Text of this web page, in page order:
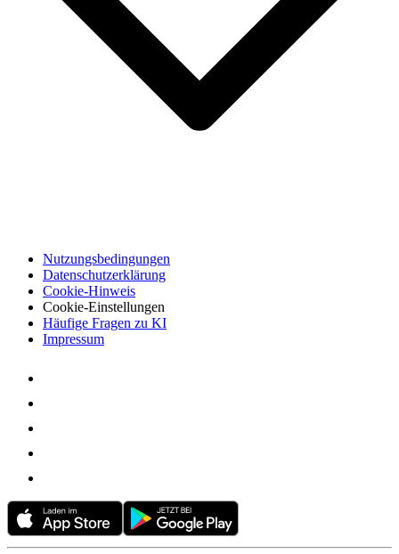
Nutzungsbedingungen
Datenschutzerklärung
Cookie-Hinweis
Cookie-Einstellungen
Häufige Fragen zu KI
Impressum